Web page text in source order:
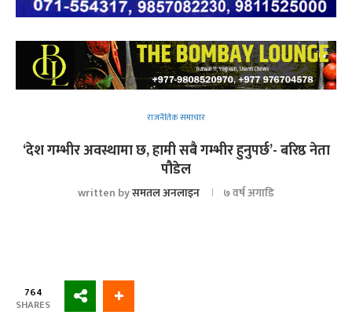
राजनैतिक समाचार
‘देश गम्भीर अवस्थामा छ, हामी सबै गम्भीर हुनुपर्छ’- बरिष्ठ नेता
पौडेल
written byसमतल अनलाइन ७ वर्ष अगाडि
764
SHARES